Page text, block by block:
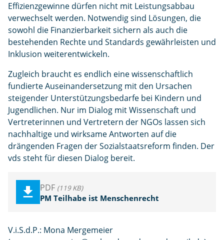
Effizienzgewinne dürfen nicht mit Leistungsabbau
verwechselt werden. Notwendig sind Lösungen, die
sowohl die Finanzierbarkeit sichern als auch die
bestehenden Rechte und Standards gewährleisten und
Inklusion weiterentwickeln.
Zugleich braucht es endlich eine wissenschaftlich
fundierte Auseinandersetzung mit den Ursachen
steigender Unterstützungsbedarfe bei Kindern und
Jugendlichen. Nur im Dialog mit Wissenschaft und
Vertreterinnen und Vertretern der NGOs lassen sich
nachhaltige und wirksame Antworten auf die
drängenden Fragen der Sozialstaatsreform finden. Der
vds steht für diesen Dialog bereit.
PDF (119 KB)
PM Teilhabe ist Menschenrecht
V.i.S.d.P.: Mona Mergemeier